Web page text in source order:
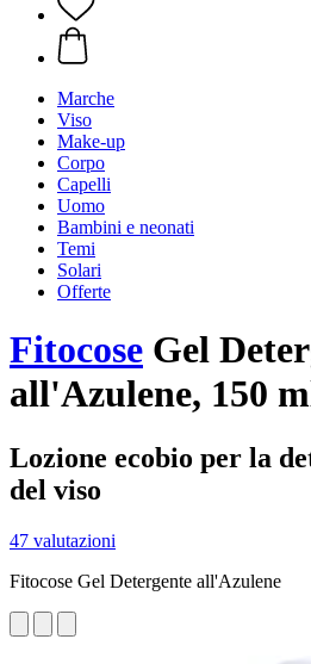
Marche
Viso
Make-up
Corpo
Capelli
Uomo
Bambini e neonati
Temi
Solari
Offerte
Fitocose Gel
all'Azulene, 150
Lozione ecobio per la
del viso
47 valutazioni
Fitocose Gel Detergente all'Azulene